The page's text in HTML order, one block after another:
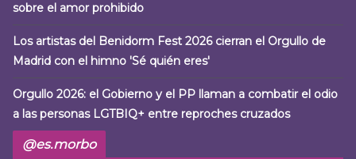
sobre el amor prohibido
Los artistas del Benidorm Fest 2026 cierran el Orgullo de
Madrid con el himno 'Sé quién eres'
Orgullo 2026: el Gobierno y el PP llaman a combatir el odio
a las personas LGTBIQ+ entre reproches cruzados
@es.morbo